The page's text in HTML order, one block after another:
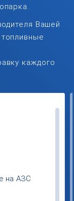
Вашей
каждого
на АЗС